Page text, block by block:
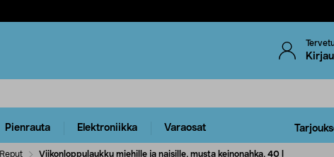
Pienrauta Elektroniikka Varaosat
Reput Viikonloppulaukku miehille ja naisille, musta keinonahka, 40 l